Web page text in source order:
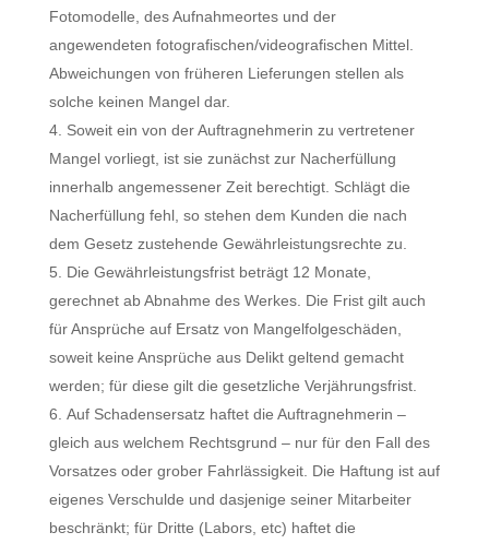
Fotomodelle, des Aufnahmeortes und der
angewendeten fotografischen/videografischen Mittel.
Abweichungen von früheren Lieferungen stellen als
solche keinen Mangel dar.
Soweit ein von der Auftragnehmerin zu vertretener
Mangel vorliegt, ist sie zunächst zur Nacherfüllung
innerhalb angemessener Zeit berechtigt. Schlägt die
Nacherfüllung fehl, so stehen dem Kunden die nach
dem Gesetz zustehende Gewährleistungsrechte zu.
Die Gewährleistungsfrist beträgt 12 Monate,
gerechnet ab Abnahme des Werkes. Die Frist gilt auch
für Ansprüche auf Ersatz von Mangelfolgeschäden,
soweit keine Ansprüche aus Delikt geltend gemacht
werden; für diese gilt die gesetzliche Verjährungsfrist.
Auf Schadensersatz haftet die Auftragnehmerin –
gleich aus welchem Rechtsgrund – nur für den Fall des
Vorsatzes oder grober Fahrlässigkeit. Die Haftung ist auf
eigenes Verschulde und dasjenige seiner Mitarbeiter
beschränkt; für Dritte (Labors, etc) haftet die